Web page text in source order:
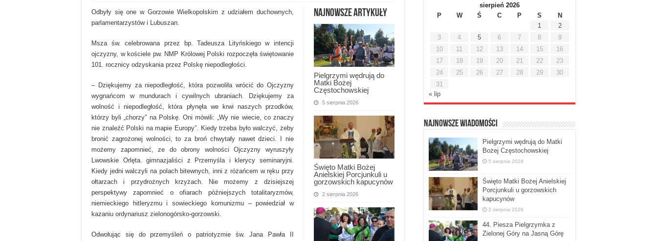
Najnowsze artykuły
Pielgrzymi wędrują do
Matki Bożej
Częstochowskiej
5 sierpnia 2026
Święto Matki Bożej
Anielskiej Porcjunkuli u
gorzowskich kapucynów
2 sierpnia 2026
Odbyły się one w Gorzowie Wielkopolskim z udziałem duchownych,
parlamentarzystów i Lubuszan.
Msza św. celebrowana przez bp. Tadeusza Lityńskiego w intencji
ojczyzny, w kościele pw. NMP Królowej Polski rozpoczęła świętowanie
101. rocznicy odzyskania przez Polskę niepodległości.
– Dziękujemy za niepodległość, która pozwoliła wrócić do Ojczyzny
wygnańcom w mundurach i cywilnych ubraniach. Dziękujemy za
wolność i niepodległość, która płynęła we krwi naszych przodków,
którzy byli „chorzy” na Polskę. Oni mówili: „Wy nie wiecie, co znaczy
nie znaleźć Polski na mapie Europy”. Kiedy trzeba było walczyć, żeby
bronić zagrożonej wolności, to za broń chwytały nawet dzieci. I nie
możemy zapomnieć, ze do obrony wolności Ojczyzny wyruszyły
Lwowskie Orlęta. gimnazjaliści z Przemyśla i klerycy seminaryjni.
Kiedy jedni walczyli na polach bitewnych, inni z różańcem w ręku przy
ołtarzach i przydrożnych krzyżach. Nie możemy z dzisiejszej
perspektywy zapomnieć o ofiarach późniejszych totalitaryzmów,
niemieckiego hitleryzmu i sowieckiego komunizmu – powiedział w
kazaniu ordynariusz zielonogórsko-gorzowski.
Odwołując się do przemyśleń o patriotyzmie św. Jana Pawła II
sierpień 2026
P
W Ś C P S
N
1
2
3
4 5 6 7 8
9
10
11 12 13 14 15
16
17
18 19 20 21 22
23
24
25 26 27 28 29
30
31
« lip
Najnowsze Wiadomości
Pielgrzymi wędrują do Matki
Bożej Częstochowskiej
5 sierpnia 2026
Święto Matki Bożej Anielskiej
Porcjunkuli u gorzowskich
kapucynów
2 sierpnia 2026
44. Piesza Pielgrzymka z
Zielonej Góry na Jasną Górę